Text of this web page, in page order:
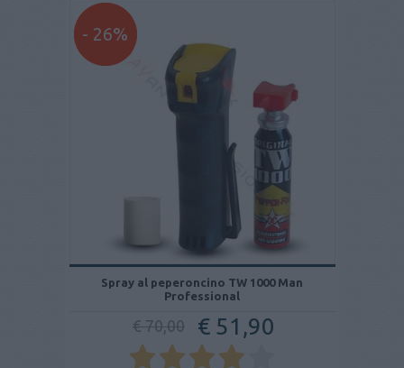
- 26%
Spray al peperoncino TW 1000 Man
Professional
€ 70,00 € 51,90